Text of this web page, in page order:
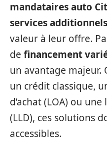
mandataires auto
services additionnels
valeur à leur offre.
de financement
un avantage majeur.
un crédit classique,
d’achat (LOA) ou
(LLD), ces solutions
accessibles.